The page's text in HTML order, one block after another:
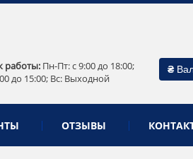
работы: Пн-Пт: c 9:00 до 18:00;
до 15:00; Вс: Выходной
₴
ОТЗЫВЫ